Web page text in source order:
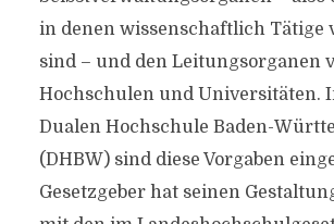
in denen wissenschaftlich Tätige
sind – und den Leitungsorganen
Hochschulen und Universitäten.
Dualen Hochschule Baden-
(DHBW) sind diese Vorgaben
Gesetzgeber hat seinen